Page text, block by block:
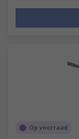
Op voorraad